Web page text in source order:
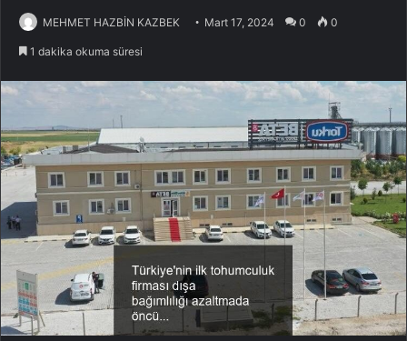
MEHMET HAZBİN KAZBEK Mart 17, 2024 0 0
1 dakika okuma süresi